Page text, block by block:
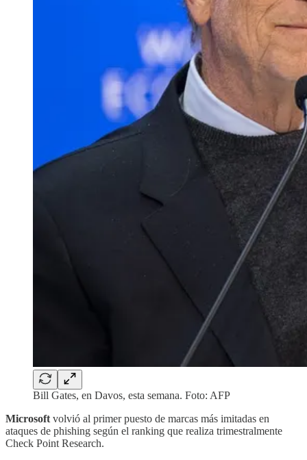
Bill Gates, en Davos, esta semana. Foto: AFP
Microsoft volvió al primer puesto de marcas más imitadas en
ataques de phishing según el ranking que realiza trimestralmente
Check Point Research.